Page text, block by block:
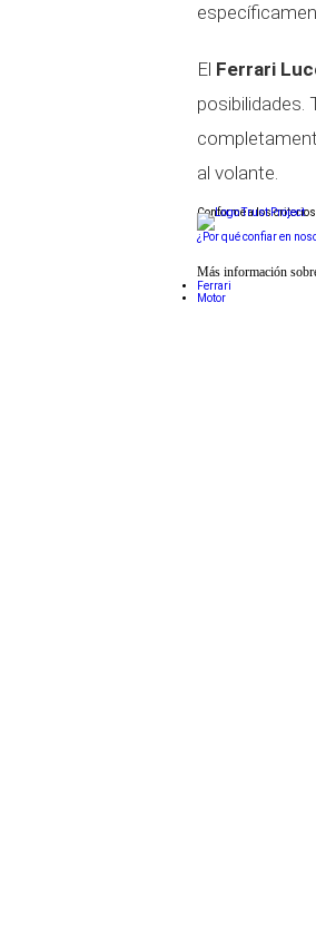
El Ferrari
posibilidades.
al volante.
Conforme a los
¿Por qué confiar en
Más información
Ferrari
Motor